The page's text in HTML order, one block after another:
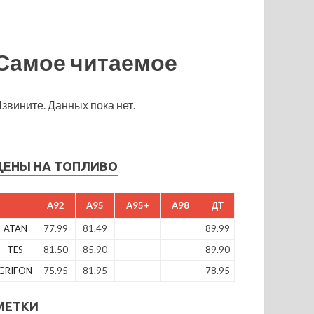
читаемое
Данных пока нет.
НА ТОПЛИВО
A92 A95 A95+ A98 ДТ
ATAN 77.99 81.49
89.99
TES
81.50 85.90
89.90
75.95 81.95 78.95